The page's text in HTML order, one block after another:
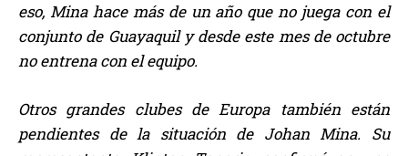
eso, Mina hace más de un año que no juega con el
conjunto de Guayaquil y desde este mes de octubre
no entrena con el equipo.
Otros grandes clubes de Europa también están
pendientes de la situación de Johan Mina. Su